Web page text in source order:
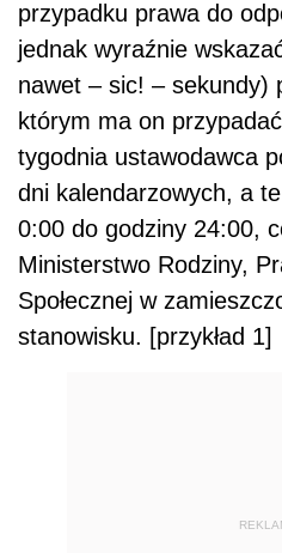
przypadku prawa do
jednak wyraźnie
nawet – sic! – sekundy)
którym ma on
tygodnia ustawodawca
dni kalendarzowych, a
0:00 do godziny 24:00,
Ministerstwo Rodziny,
Społecznej w
stanowisku. [przykład 1]